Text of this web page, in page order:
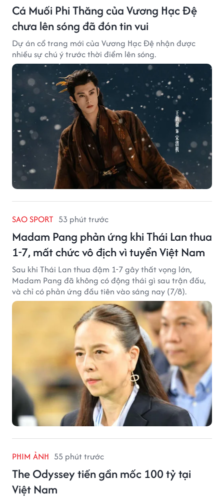
Cá Muối Phi Thăng của Vương Hạc Đệ
chưa lên sóng đã đón tin vui
Dự án cổ trang mới của Vương Hạc Đệ nhận được
nhiều sự chú ý trước thời điểm lên sóng.
SAO SPORT 53 phút trước
Madam Pang phản ứng khi Thái Lan thua
1-7, mất chức vô địch vì tuyển Việt Nam
Sau khi Thái Lan thua đậm 1-7 gây thất vọng lớn,
Madam Pang đã không có động thái gì sau trận đấu,
và chỉ có phản ứng đầu tiên vào sáng nay (7/8).
PHIM ẢNH 55 phút trước
The Odyssey tiến gần mốc 100 tỷ tại
Việt Nam